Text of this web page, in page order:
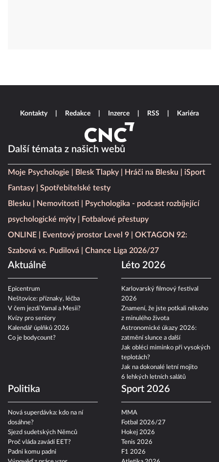
Další témata z našich webů
Moje Psychologie Blesk Tlapky Hráči na Blesku
iSport
Fantasy
Spotřebitelské testy
Blesku
Nemovitosti
Psychologika - podcast rozbíjející
psychologické mýty
Fotbalové přestupy
ONLINE
Eventový prostor Level 9
OKTAGON 92:
Szabová vs. Pudilová
Chance Liga 2026/27
Aktuálně
Epicentrum
Neštovice: příznaky, léčba
V čem jezdí Yamal a Mesii?
Kvízy pro seniory
Kalendář úplňků 2026
Co je bodycount?
Léto 2026
Karlovarský filmový festival
2026
Znamení, že jste potkali někoho
z minulého života
Astronomické úkazy 2026:
zatmění slunce a další
Jak obléci miminko při vysokých
teplotách?
Jak na dokonalé letní mojito
6 lehkých letních salátů
Politika
Nová superdávka: kdo na ní
dosáhne?
Sjezd sudetských Němců
Proč vláda zavádí EET?
Padni komu padni
Sport 2026
MMA
Fotbal 2026/27
Hokej 2026
Tenis 2026
F1 2026
Kontakty Redakce Inzerce RSS Kariéra